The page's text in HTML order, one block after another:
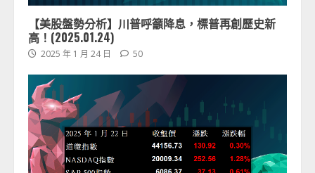
【美股盤勢分析】川普呼籲降息，標普再創歷史新
高！(2025.01.24)
2025 年 1 月 24 日 50